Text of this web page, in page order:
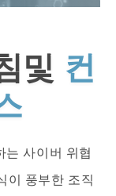
및 컨
는 사이버 위협
이 풍부한 조직